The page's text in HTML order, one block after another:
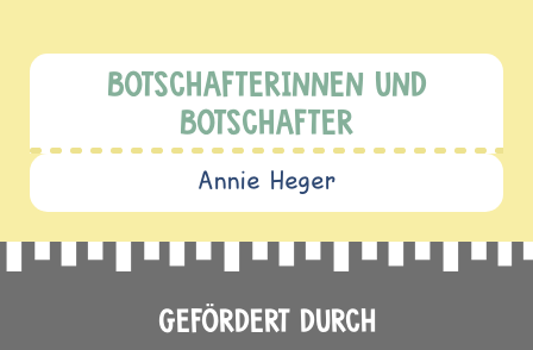
BOTSCHAFTERINNEN UND
BOTSCHAFTER
Annie Heger
GEFÖRDERT DURCH